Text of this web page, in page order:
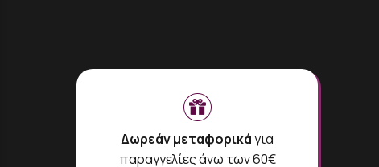
Δωρεάν μεταφορικάγια
παραγγελίες άνω των 60€